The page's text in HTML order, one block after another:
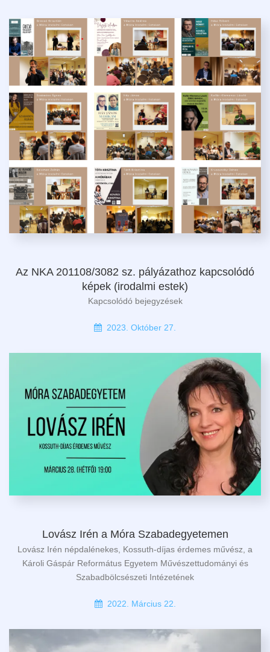
Az NKA 201108/3082 sz. pályázathoz kapcsolódó
képek (irodalmi estek)
Kapcsolódó bejegyzések
2023. Október 27.
Lovász Irén a Móra Szabadegyetemen
Lovász Irén népdalénekes, Kossuth-díjas érdemes művész, a
Károli Gáspár Református Egyetem Művészettudományi és
Szabadbölcsészeti Intézetének
2022. Március 22.